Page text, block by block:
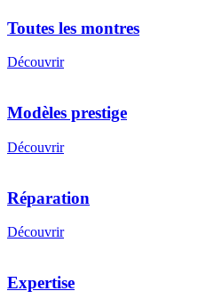
Toutes les montres
Découvrir
Modèles prestige
Découvrir
Réparation
Découvrir
Expertise